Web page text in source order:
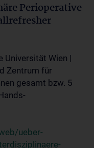
Perioperative
Universität Wien |
Zentrum für
gesamt bzw. 5
ueber-